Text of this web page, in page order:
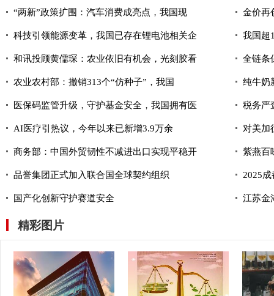
“两新”政策扩围：汽车消费成亮点，我国现 金价再
科技引领能源变革，我国已存在锂电池相关企 我国超
和讯投顾黄儒琛：农业依旧有机会，光刻胶看 全链条
农业农村部：撤销313个“仿种子”，我国 纯牛奶
医保码监管升级，守护基金安全，我国拥有医 税务严
AI医疗引热议，今年以来已新增3.9万余 对美加
商务部：中国外贸韧性不减进出口实现平稳开 紫燕百
品誉集团正式加入联合国全球契约组织 2025
国产化创新守护赛道安全 江苏金
精彩图片